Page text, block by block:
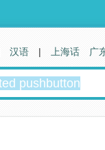
汉语 | 上海话 广